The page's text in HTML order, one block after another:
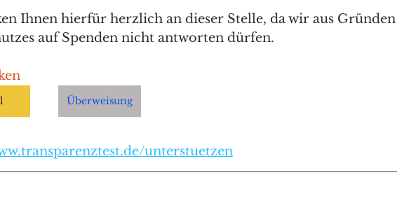
Ihnen hierfür herzlich an dieser Stelle, da wir aus Gründen
auf Spenden nicht antworten dürfen.
Überweisung
unterstuetzen